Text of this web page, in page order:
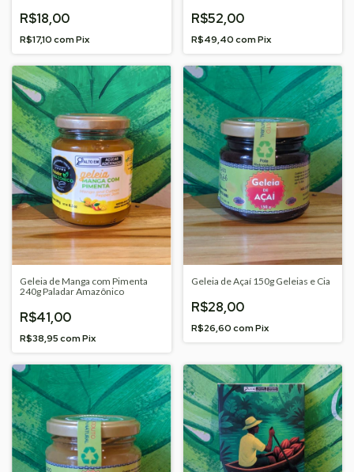
R$18,00
R$17,10comPix
R$52,00
R$49,40comPix
Geleia de Manga com Pimenta
240g Paladar Amazônico
R$41,00
R$38,95comPix
Geleia de Açaí 150g Geleias e Cia
R$28,00
R$26,60comPix